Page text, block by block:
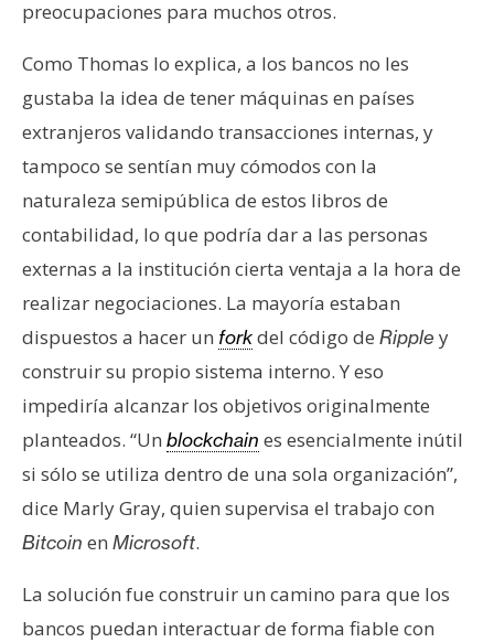
preocupaciones para muchos otros.
Como Thomas lo explica, a los bancos no les
gustaba la idea de tener máquinas en países
extranjeros validando transacciones internas, y
tampoco se sentían muy cómodos con la
naturaleza semipública de estos libros de
contabilidad, lo que podría dar a las personas
externas a la institución cierta ventaja a la hora de
realizar negociaciones. La mayoría estaban
dispuestos a hacer un forkdel código de Ripple y
construir su propio sistema interno. Y eso
impediría alcanzar los objetivos originalmente
planteados. “Un blockchain es esencialmente inútil
si sólo se utiliza dentro de una sola organización”,
dice Marly Gray, quien supervisa el trabajo con
Bitcoin en Microsoft.
La solución fue construir un camino para que los
bancos puedan interactuar de forma fiable con